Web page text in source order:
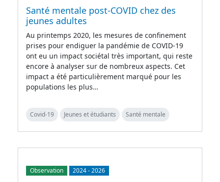
Santé mentale post-COVID chez des
jeunes adultes
Au printemps 2020, les mesures de confinement
prises pour endiguer la pandémie de COVID-19
ont eu un impact sociétal très important, qui reste
encore à analyser sur de nombreux aspects. Cet
impact a été particulièrement marqué pour les
populations les plus…
Covid-19 Jeunes et étudiants Santé mentale
Observation 2024-2026